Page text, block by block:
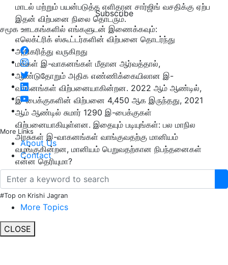
Subscribe
சமூக ஊடகங்களில் எங்களுடன் இணைக்கவும்:
More Links
About Us
Contact
#Top on Krishi Jagran
More Topics
CLOSE
மாடல் மற்றும் பயன்படுத்த எளிதான சார்ஜிங் வசதிக்கு ஏற்ப
இதன் விற்பனை நிலை தொடரும்.
எலெக்ட்ரிக் ஸ்கூட்டர்களின் விற்பனை தொடர்ந்து
அதிகரித்து வருகிறது
மக்கள் இ-வாகனங்கள் மீதான ஆர்வத்தால்,
ஆண்டுதோறும் அதிக எண்ணிக்கையிலான இ-
வாகனங்கள் விற்பனையாகின்றன. 2022 ஆம் ஆண்டில்,
இ-பைக்குகளின் விற்பனை 4,450 ஆக இருந்தது, 2021
ஆம் ஆண்டில் சுமார் 1290 இ-பைக்குகள்
விற்பனையாகியுள்ளன. இதையும் படியுங்கள்: பல மாநில
அரசுகள் இ-வாகனங்கள் வாங்குவதற்கு மானியம்
வழங்குகின்றன, மானியம் பெறுவதற்கான நிபந்தனைகள்
என்ன தெரியுமா?